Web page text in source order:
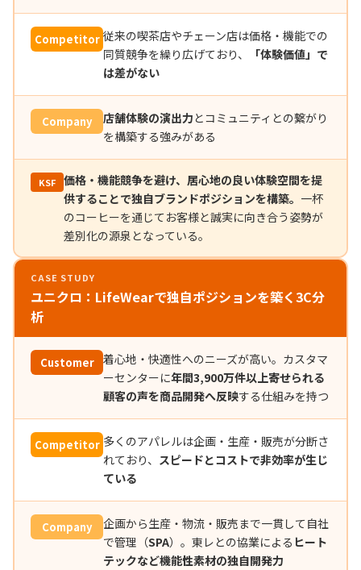
Competitor 従来の喫茶店やチェーン店は価格・機能での
同質競争を繰り広げており、
「体験価値」で
は差がない
Company 店舗体験の演出力とコミュニティとの繋がり
を構築する強みがある
KSF
価格・機能競争を避け、居心地の良い体験空間を提
供することで独自ブランドポジションを構築。 一杯
のコーヒーを通じてお客様と誠実に向き合う姿勢が
差別化の源泉となっている。
CASE STUDY
ユニクロ：LifeWearで独自ポジションを築く3C分
析
Customer
着心地・快適性へのニーズが高い。カスタマ
ーセンターに年間3,900万件以上寄せられる
顧客の声を商品開発へ反映する仕組みを持つ
Competitor 多くのアパレルは企画・生産・販売が分断さ
れており、 スピードとコストで非効率が生じ
ている
Company
企画から生産・物流・販売まで一貫して自社
で管理（SPA）。東レとの協業による ヒート
テックなど機能性素材の独自開発力